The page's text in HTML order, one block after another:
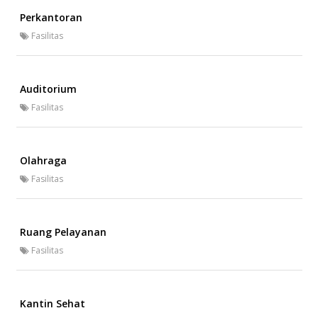
Perkantoran
Fasilitas
Auditorium
Fasilitas
Olahraga
Fasilitas
Ruang Pelayanan
Fasilitas
Kantin Sehat